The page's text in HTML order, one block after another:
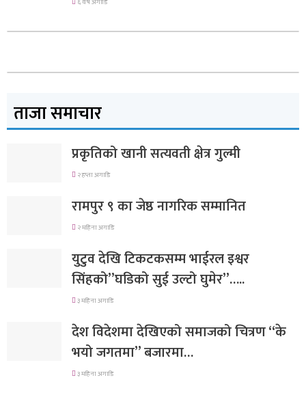
ताजा समाचार
प्रकृतिको खानी सत्यवती क्षेत्र गुल्मी
२ हप्ता अगाडि
रामपुर ९ का जेष्ठ नागरिक सम्मानित
२ महिना अगाडि
युटुव देखि टिकटकसम्म भाईरल इश्वर
सिंहको”घडिको सुई उल्टो घुमेर”…..
३ महिना अगाडि
देश विदेशमा देखिएको समाजको चित्रण “के
भयो जगतमा” बजारमा…
३ महिना अगाडि